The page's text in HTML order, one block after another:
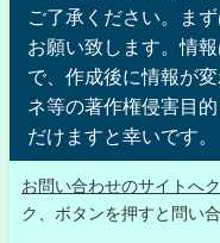
ご了承ください。ま
お願い致します。情
で、作成後に情報が
ネ等の著作権侵害目
だけますと幸いです。
お問い合わせのサイトへ
ク、ボタンを押すと問い